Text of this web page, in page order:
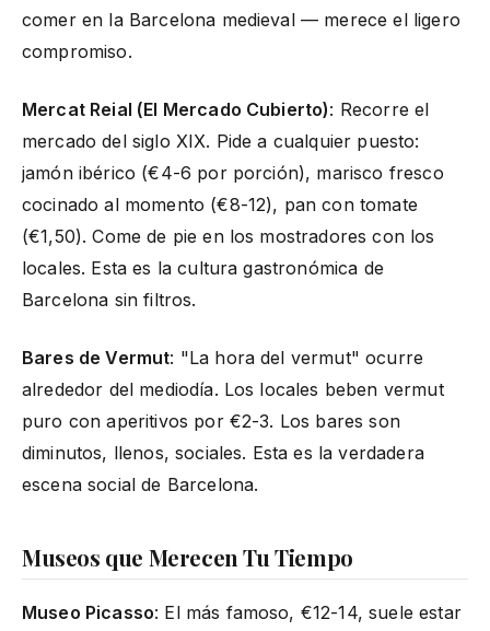
comer en la Barcelona medieval — merece el ligero
compromiso.
Mercat Reial (El Mercado Cubierto): Recorre el
mercado del siglo XIX. Pide a cualquier puesto:
jamón ibérico (€4-6 por porción), marisco fresco
cocinado al momento (€8-12), pan con tomate
(€1,50). Come de pie en los mostradores con los
locales. Esta es la cultura gastronómica de
Barcelona sin filtros.
Bares de Vermut: "La hora del vermut" ocurre
alrededor del mediodía. Los locales beben vermut
puro con aperitivos por €2-3. Los bares son
diminutos, llenos, sociales. Esta es la verdadera
escena social de Barcelona.
Museos que Merecen Tu Tiempo
Museo Picasso: El más famoso, €12-14, suele estar